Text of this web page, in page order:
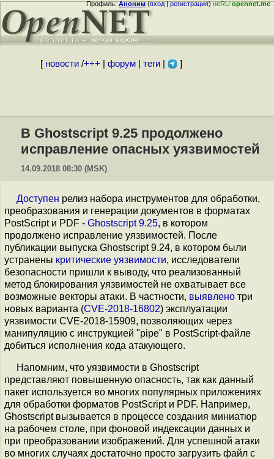
Профиль:Аноним(вход|регистрация)неRUopennet.me
[ новости/+++ форум| теги| ]
В Ghostscript 9.25 продолжено
исправление опасных уязвимостей
14.09.2018 08:30 (MSK)
Доступен релиз набора инструментов для обработки,
преобразования и генерации документов в форматах
PostScript и PDF - Ghostscript 9.25, в котором
продолжено исправление уязвимостей. После
публикации выпуска Ghostscript 9.24, в котором были
устранены критические уязвимости, исследователи
безопасности пришли к выводу, что реализованный
метод блокирования уязвимостей не охватывает все
возможные векторы атаки. В частности, выявлено три
новых варианта (CVE-2018-16802) эксплуатации
уязвимости CVE-2018-15909, позволяющих через
манипуляцию с инструкцией "pipe" в PostScript-файле
добиться исполнения кода атакующего.
Напомним, что уязвимости в Ghostscript
представляют повышенную опасность, так как данный
пакет используется во многих популярных приложениях
для обработки форматов PostScript и PDF. Например,
Ghostscript вызывается в процессе создания миниатюр
на рабочем столе, при фоновой индексации данных и
при преобразовании изображений. Для успешной атаки
во многих случаях достаточно просто загрузить файл с